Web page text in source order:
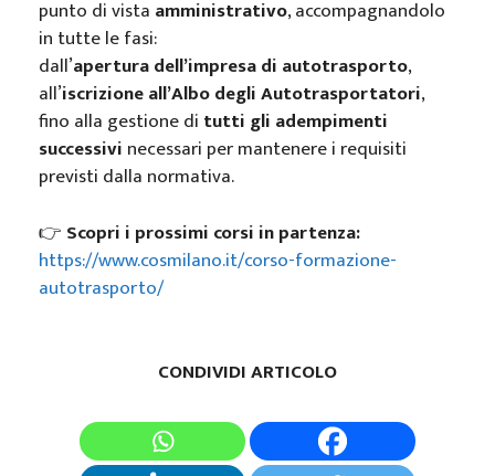
punto di vista amministrativo, accompagnandolo
in tutte le fasi:
dall’apertura dell’impresa di autotrasporto,
all’iscrizione all’Albo degli Autotrasportatori,
fino alla gestione di tutti gli adempimenti
successivi necessari per mantenere i requisiti
previsti dalla normativa.
👉 Scopri i prossimi corsi in partenza:
https://www.cosmilano.it/corso-formazione-
autotrasporto/
CONDIVIDI ARTICOLO